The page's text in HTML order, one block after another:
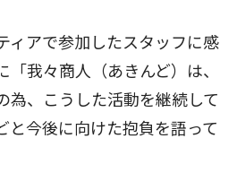
アで参加したスタッフに感
我々商人（あきんど）は、
為、こうした活動を継続して
と今後に向けた抱負を語って